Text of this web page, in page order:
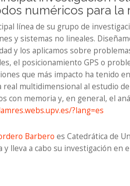
numéricos para la
línea de su grupo de
y sistemas no lineales.
y los aplicamos sobre
el posicionamiento GPS o
que más impacto ha tenido
real multidimensional al estudio
con memoria y, en general, el
?lang=es
Barbero es Catedrática de
y lleva a cabo su investigación